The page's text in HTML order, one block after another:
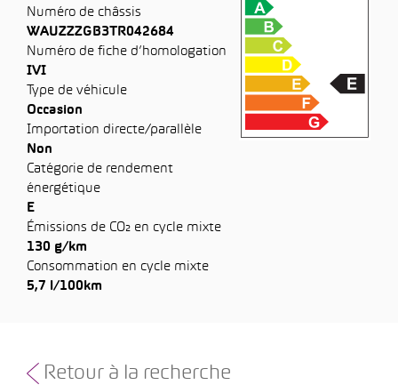
Numéro de châssis
WAUZZZGB3TR042684
Numéro de fiche d’homologation
IVI
Type de véhicule
Occasion
Importation directe/parallèle
Non
Catégorie de rendement
énergétique
E
Émissions de CO₂ en cycle mixte
130 g/km
Consommation en cycle mixte
5,7 l/100km
Retour à la recherche